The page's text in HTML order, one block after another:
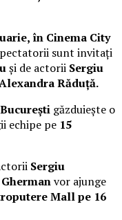
în Cinema City
sunt invitați
și de actorii Sergiu
Răduță.
găzduiește o
echipe pe 15
Sergiu
vor ajunge
Mall pe 16